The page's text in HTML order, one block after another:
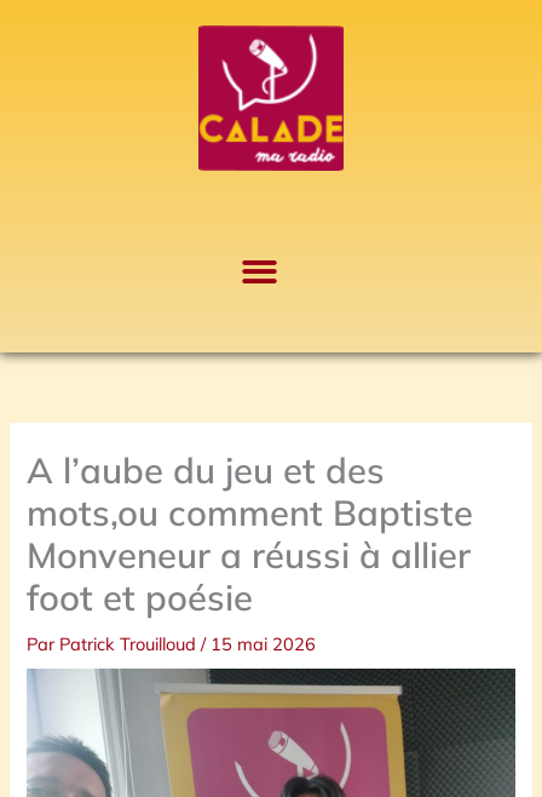
A l’aube du jeu et des
mots,ou comment Baptiste
Monveneur a réussi à allier
foot et poésie
Par Patrick Trouilloud/ 15 mai 2026